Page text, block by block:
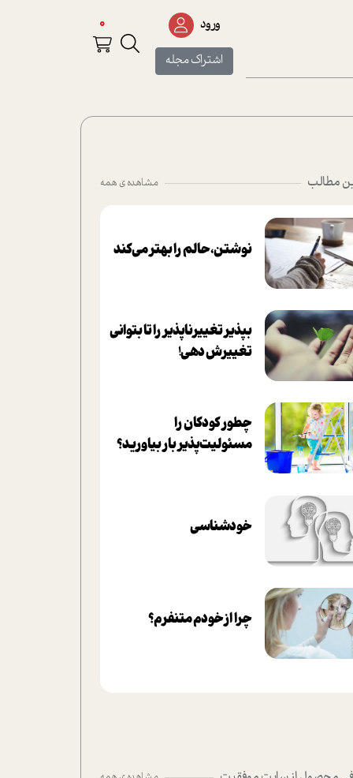
ورود
اشتراک مجله
0
مطالب مشاهده ی همه
نوشتن، حالم را بهتر می‌کند
بپذير تغييرناپذير را تا بتواني
تغييرش دهي!‏
چطور کودکان را
مسئولیت‌پذیر بار بیاورید؟
خودشناسی
چرا از خودم متنفرم؟